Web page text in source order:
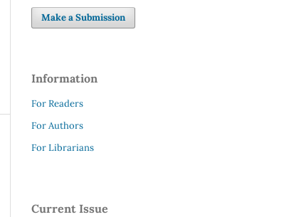
Make a Submission
Information
For Readers
For Authors
For Librarians
Current Issue